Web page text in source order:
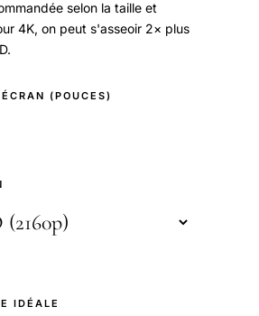
selon la taille et
4K, on peut s'asseoir 2× plus
(POUCES)
IDÉALE